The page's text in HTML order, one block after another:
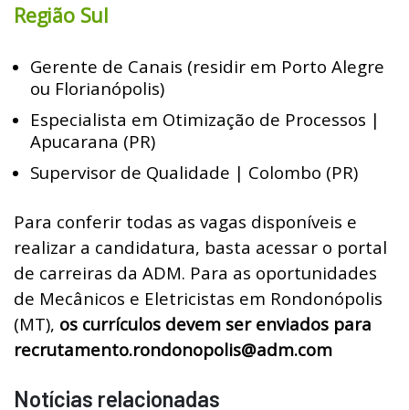
Região Sul
Gerente de Canais (residir em Porto Alegre
ou Florianópolis)
Especialista em Otimização de Processos |
Apucarana (PR)
Supervisor de Qualidade | Colombo (PR)
Para conferir todas as vagas disponíveis e
realizar a candidatura, basta acessar o portal
de carreiras da ADM. Para as oportunidades
de Mecânicos e Eletricistas em Rondonópolis
(MT), os currículos devem ser enviados para
recrutamento.rondonopolis@adm.com
Notícias relacionadas